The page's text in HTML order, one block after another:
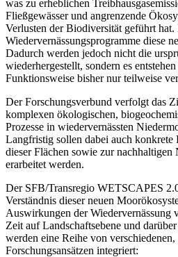
was zu erheblichen
Fließgewässer und angrenzende
Verlusten der Biodiversität geführt
Wiedervernässungsprogramme diese
Dadurch werden jedoch nicht die
wiederhergestellt, sondern es
Funktionsweise bisher nur teilweise
Der Forschungsverbund verfolgt das
komplexen ökologischen,
Prozesse in wiedervernässten
Langfristig sollen dabei auch konkrete
dieser Flächen sowie zur
erarbeitet werden.
Der SFB/Transregio WETSCAPES
Verständnis dieser neuen
Auswirkungen der Wiedervernässung
Zeit auf Landschaftsebene und
werden eine Reihe von
Forschungsansätzen integriert: